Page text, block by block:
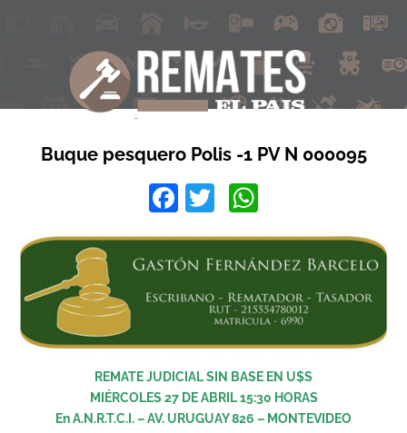
Buque pesquero Polis -1 PV N 000095
Facebook
Twitter
REMATE JUDICIAL SIN BASE EN U$S
MIÉRCOLES 27 DE ABRIL 15:30 HORAS
En A.N.R.T.C.I. – AV. URUGUAY 826 – MONTEVIDEO